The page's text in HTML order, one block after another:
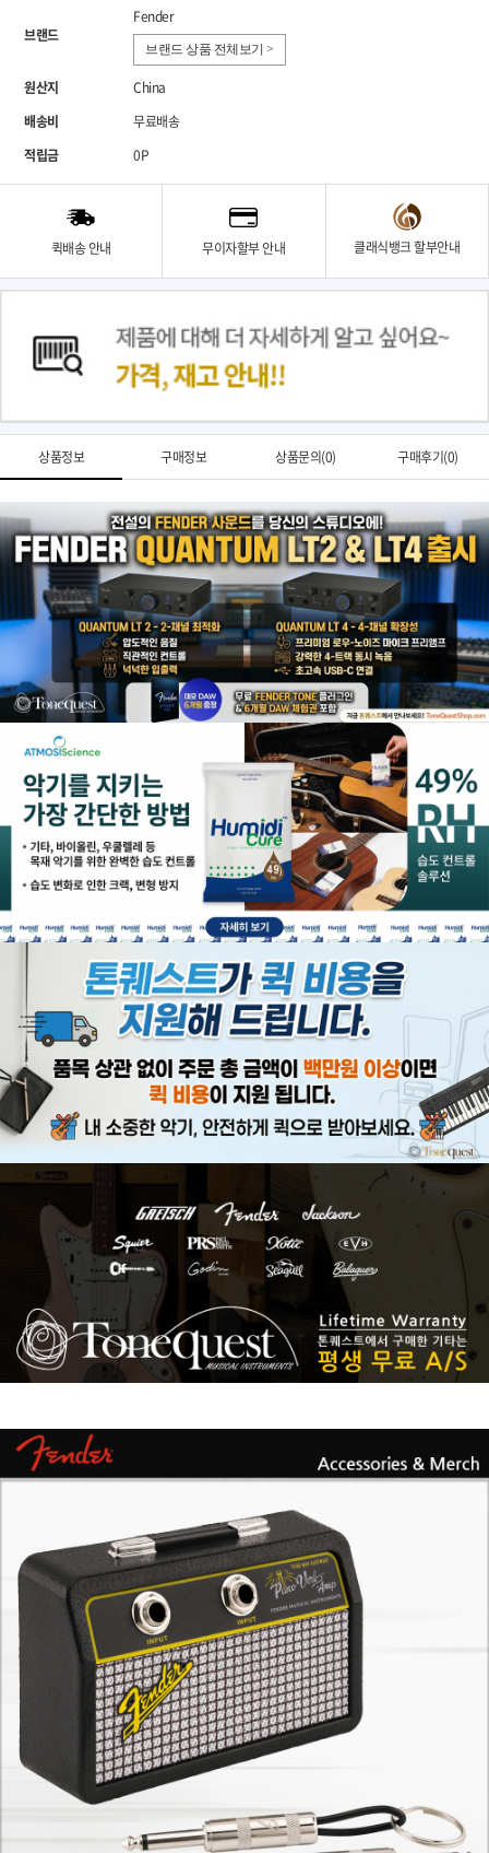
브랜드
Fender
브랜드 상품 전체보기 >
원산지
China
배송비
무료배송
적립금
0P
퀵배송 안내 무이자할부 안내 클래식뱅크 할부안내
상품정보 구매정보 상품문의(0) 구매후기(0)